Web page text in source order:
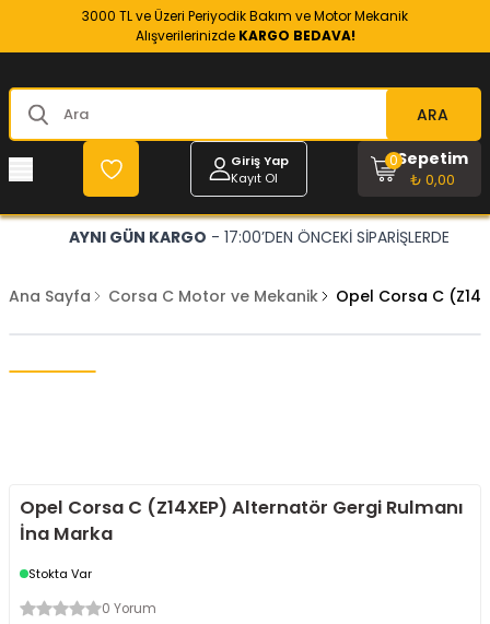
3000 TL ve Üzeri Periyodik Bakım ve Motor Mekanik
Alışverilerinizde KARGO BEDAVA!
ARA
Giriş Yap
Kayıt Ol
Sepetim
₺ 0,00
0
AYNI GÜN KARGO - 17:00’DEN ÖNCEKİ SİPARİŞLERDE
Ana Sayfa Corsa C Motor ve Mekanik Opel Corsa C
Opel Corsa C (Z14XEP) Alternatör Gergi Rulmanı
İna Marka
Stokta Var
0 Yorum